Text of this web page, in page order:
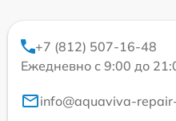
+7 (812) 507-16-48
Ежедневно с 9:00 до
info@aquaviva-